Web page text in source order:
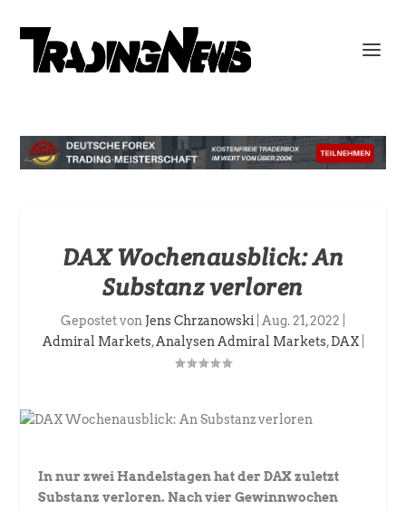
DAX Wochenausblick: An
Substanz verloren
Gepostet von Jens Chrzanowski Aug. 21, 2022
Admiral Markets,Analysen Admiral Markets,DAX|
In nur zwei Handelstagen hat der DAX zuletzt
Substanz verloren. Nach vier Gewinnwochen